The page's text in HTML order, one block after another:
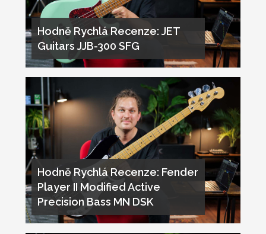
Hodně Rychlá Recenze: JET
Guitars JJB-300 SFG
Hodně Rychlá Recenze: Fender
Player II Modified Active
Precision Bass MN DSK